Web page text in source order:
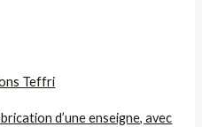
Teffri
d’une enseigne, avec